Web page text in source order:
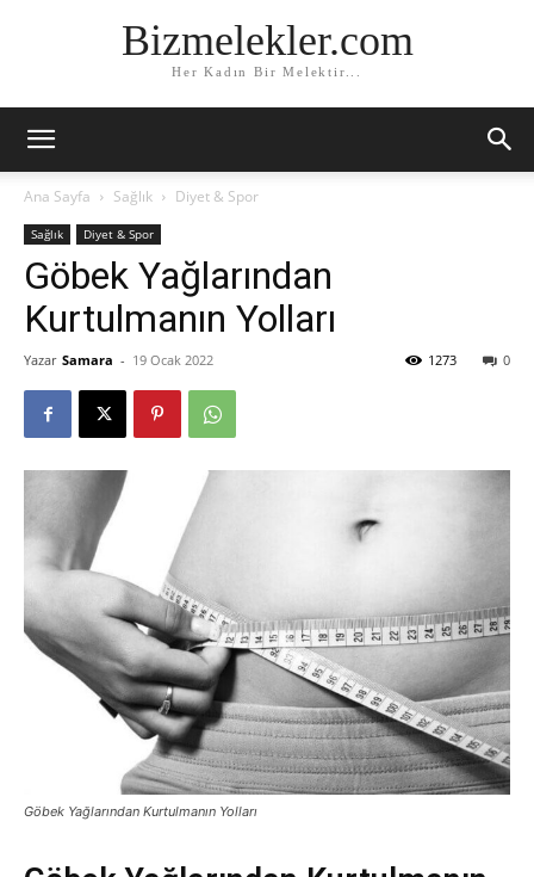
Bizmelekler.com
Her Kadın Bir Melektir...
Ana Sayfa Sağlık Diyet & Spor
Sağlık Diyet & Spor
Göbek Yağlarından
Kurtulmanın Yolları
Yazar Samara - 19 Ocak 2022 0
1273
Göbek Yağlarından Kurtulmanın Yolları